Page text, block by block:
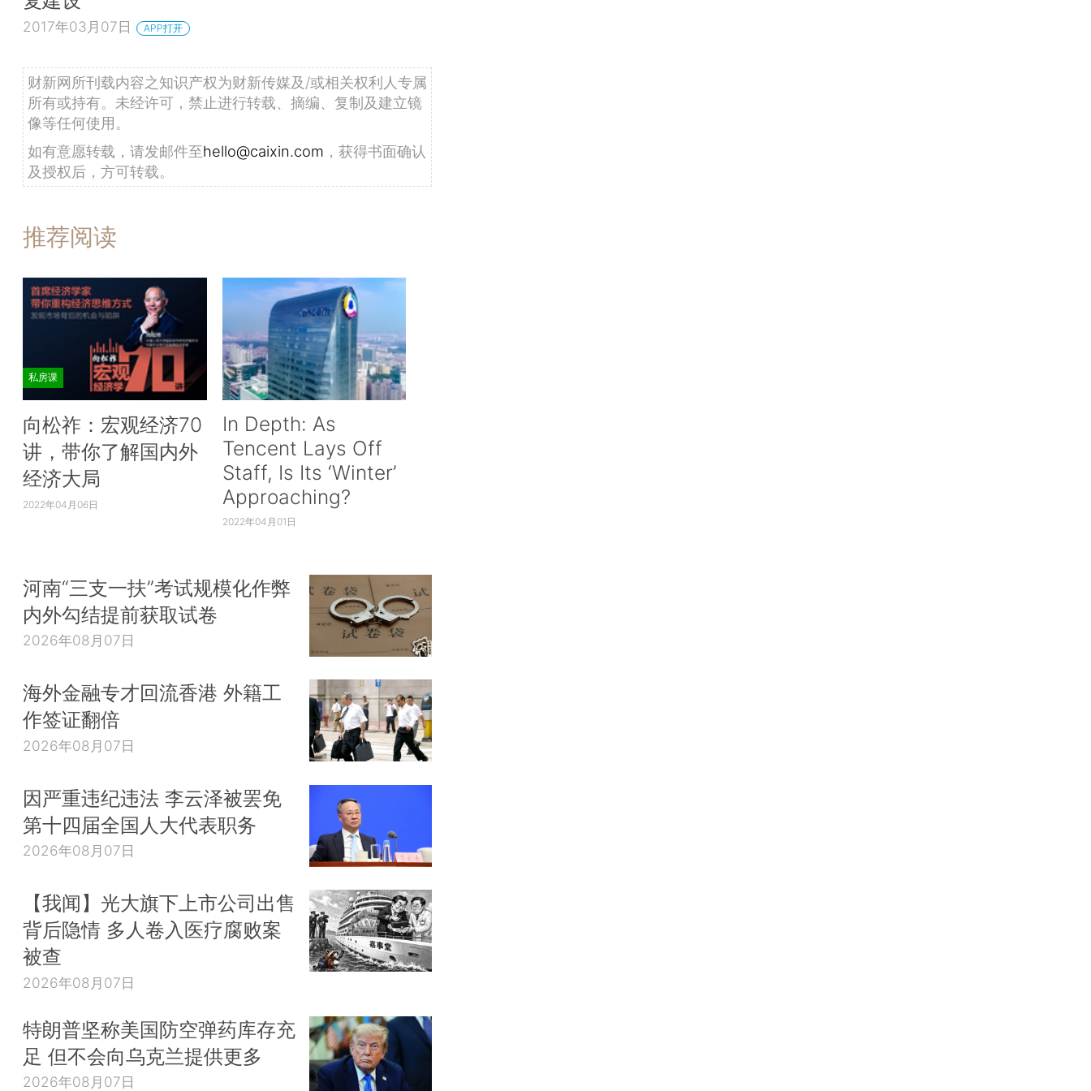
2017年03月07日 APP打开
财新网所刊载内容之知识产权为财新传媒及/或相关权利人专属
所有或持有。未经许可，禁止进行转载、摘编、复制及建立镜
像等任何使用。
如有意愿转载，请发邮件至hello@caixin.com ，获得书面确认
及授权后，方可转载。
推荐阅读
私房课
向松祚：宏观经济70
讲，带你了解国内外
经济大局
2022年04月06日
In Depth: As
Tencent Lays Off
Staff, Is Its ‘Winter’
Approaching?
2022年04月01日
河南“三支一扶”考试规模化作弊
内外勾结提前获取试卷
2026年08月07日
海外金融专才回流香港 外籍工
作签证翻倍
2026年08月07日
因严重违纪违法 李云泽被罢免
第十四届全国人大代表职务
2026年08月07日
【我闻】光大旗下上市公司出售
背后隐情 多人卷入医疗腐败案
被查
2026年08月07日
特朗普坚称美国防空弹药库存充
足 但不会向乌克兰提供更多
2026年08月07日